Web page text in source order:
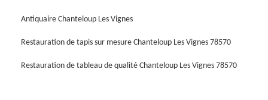
Antiquaire Chanteloup Les Vignes
Restauration de tapis sur mesure Chanteloup Les Vignes 78570
Restauration de tableau de qualité Chanteloup Les Vignes 78570